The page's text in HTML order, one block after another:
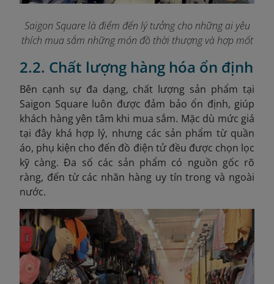
Saigon Square là điểm đến lý tưởng cho những ai yêu
thích mua sắm những món đồ thời thượng và hợp mốt
2.2. Chất lượng hàng hóa ổn định
Bên cạnh sự đa dạng, chất lượng sản phẩm tại
Saigon Square luôn được đảm bảo ổn định, giúp
khách hàng yên tâm khi mua sắm. Mặc dù mức giá
tại đây khá hợp lý, nhưng các sản phẩm từ quần
áo, phụ kiện cho đến đồ điện tử đều được chọn lọc
kỹ càng. Đa số các sản phẩm có nguồn gốc rõ
ràng, đến từ các nhãn hàng uy tín trong và ngoài
nước.